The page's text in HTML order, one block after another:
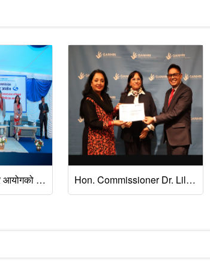
राष्ट्रिय मानव अधिकार आयोगको २६औँ वार्षिकोत्सवको अवसरमा मिति २०८३ जेठ १३ गते विशेष कार्यक्रम सम्पन्न भएको छ। Hon. Commissioner Dr. Lily Thapa and Secretary Mr. Murari Prasad Kharel participated in the GANHRI Annual Meeting in Geneva, where NHRC Nepal received the ‘A’ Status NHRI Accreditation Certificate from the GANHRI chair.